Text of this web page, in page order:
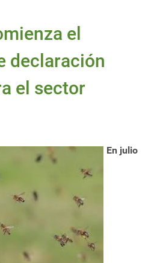
el
declaración
el sector
En julio